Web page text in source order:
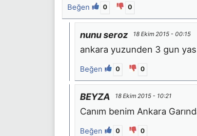
Beğen 0 0
nunu seroz 18 Ekim 2015 - 00:15
ankara yuzunden 3 gun
Beğen 0 0
BEYZA 18 Ekim 2015 - 10:21
Canım benim Ankara
Beğen 0 0